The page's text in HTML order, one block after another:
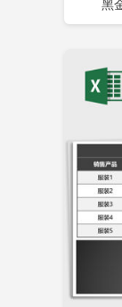
黑
添